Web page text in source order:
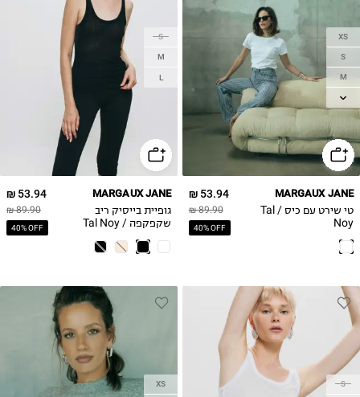
XS
S
M
L
53.94 ₪
89.90 ₪
40% OFF
MARGAUX JANE
טי שירט עם כיס / Tal
Noy
S
M
L
53.94 ₪
89.90 ₪
40% OFF
MARGAUX JANE
גופיית בייסיק ריב
שקפקפה / Tal Noy
S
XS